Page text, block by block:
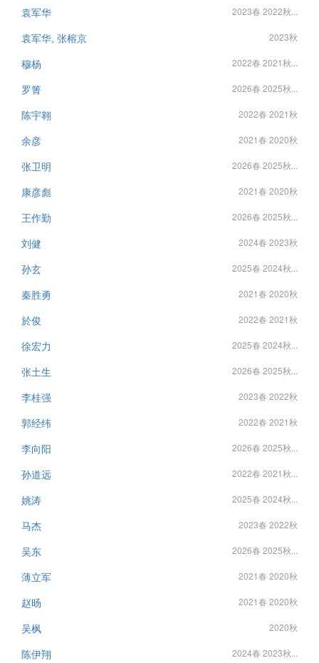
袁军华 2023春 2022秋...
袁军华, 张榕京 2023秋
穆杨 2022春 2021秋...
罗箐 2026春 2025秋...
陈宇翱 2022春 2021秋
余彦 2021春 2020秋
张卫明 2026春 2025秋...
康彦彪 2021春 2020秋
王作勤 2026春 2025秋...
刘健 2024春 2023秋
孙玄 2025春 2024秋...
秦胜勇 2021春 2020秋
於俊 2022春 2021秋
徐宏力 2025春 2024秋...
张土生 2026春 2025秋...
李桂强 2023春 2022秋
郭经纬 2022春 2021秋
李向阳 2026春 2025秋...
孙道远 2022春 2021秋...
姚涛 2025春 2024秋...
马杰 2023春 2022秋
吴东 2026春 2025秋...
薄立军 2021春 2020秋
赵旸 2021春 2020秋
吴枫 2020秋
陈伊翔 2024春 2023秋...